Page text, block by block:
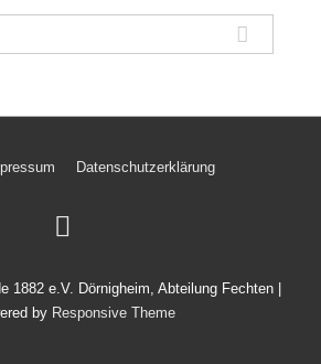
Datenschutzerklärung
1882 e.V. Dörnigheim, Abteilung Fechten
by Responsive Theme